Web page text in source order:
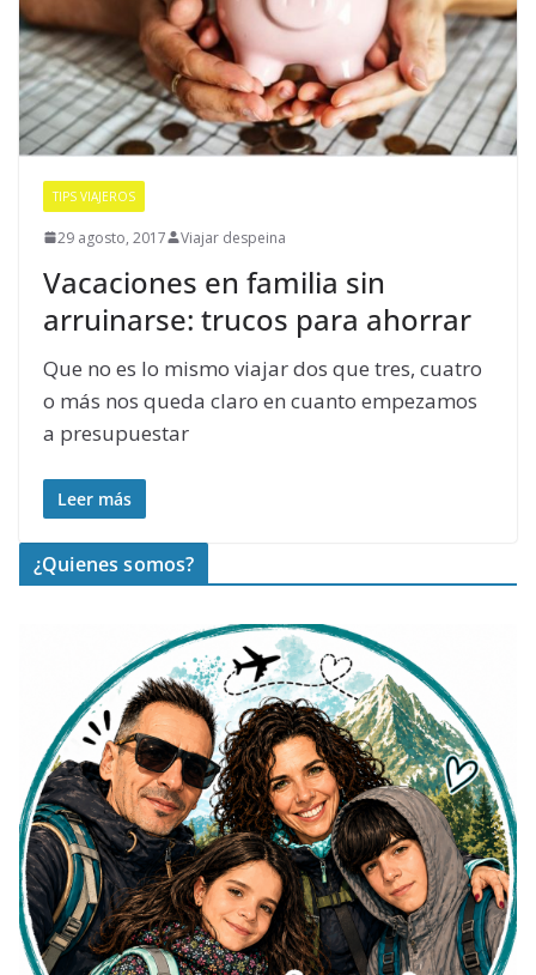
TIPS VIAJEROS
29 agosto, 2017 Viajar despeina
Vacaciones en familia sin
arruinarse: trucos para ahorrar
Que no es lo mismo viajar dos que tres, cuatro
o más nos queda claro en cuanto empezamos
a presupuestar
Leer más
¿Quienes somos?